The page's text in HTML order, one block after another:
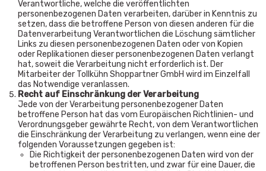
Verantwortliche, welche die veröffentlichten
personenbezogenen Daten verarbeiten, darüber in Kenntnis zu
setzen, dass die betroffene Person von diesen anderen für die
Datenverarbeitung Verantwortlichen die Löschung sämtlicher
Links zu diesen personenbezogenen Daten oder von Kopien
oder Replikationen dieser personenbezogenen Daten verlangt
hat, soweit die Verarbeitung nicht erforderlich ist. Der
Mitarbeiter der Tollkühn Shoppartner GmbH wird im Einzelfall
das Notwendige veranlassen.
Recht auf Einschränkung der Verarbeitung
Jede von der Verarbeitung personenbezogener Daten
betroffene Person hat das vom Europäischen Richtlinien- und
Verordnungsgeber gewährte Recht, von dem Verantwortlichen
die Einschränkung der Verarbeitung zu verlangen, wenn eine der
folgenden Voraussetzungen gegeben ist:
Die Richtigkeit der personenbezogenen Daten wird von der
betroffenen Person bestritten, und zwar für eine Dauer, die